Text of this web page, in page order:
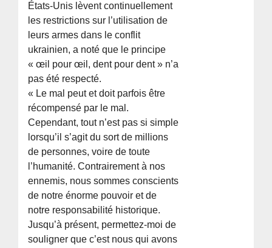
États-Unis lèvent continuellement
les restrictions sur l’utilisation de
leurs armes dans le conflit
ukrainien, a noté que le principe
« œil pour œil, dent pour dent » n’a
pas été respecté.
« Le mal peut et doit parfois être
récompensé par le mal.
Cependant, tout n’est pas si simple
lorsqu’il s’agit du sort de millions
de personnes, voire de toute
l’humanité. Contrairement à nos
ennemis, nous sommes conscients
de notre énorme pouvoir et de
notre responsabilité historique.
Jusqu’à présent, permettez-moi de
souligner que c’est nous qui avons